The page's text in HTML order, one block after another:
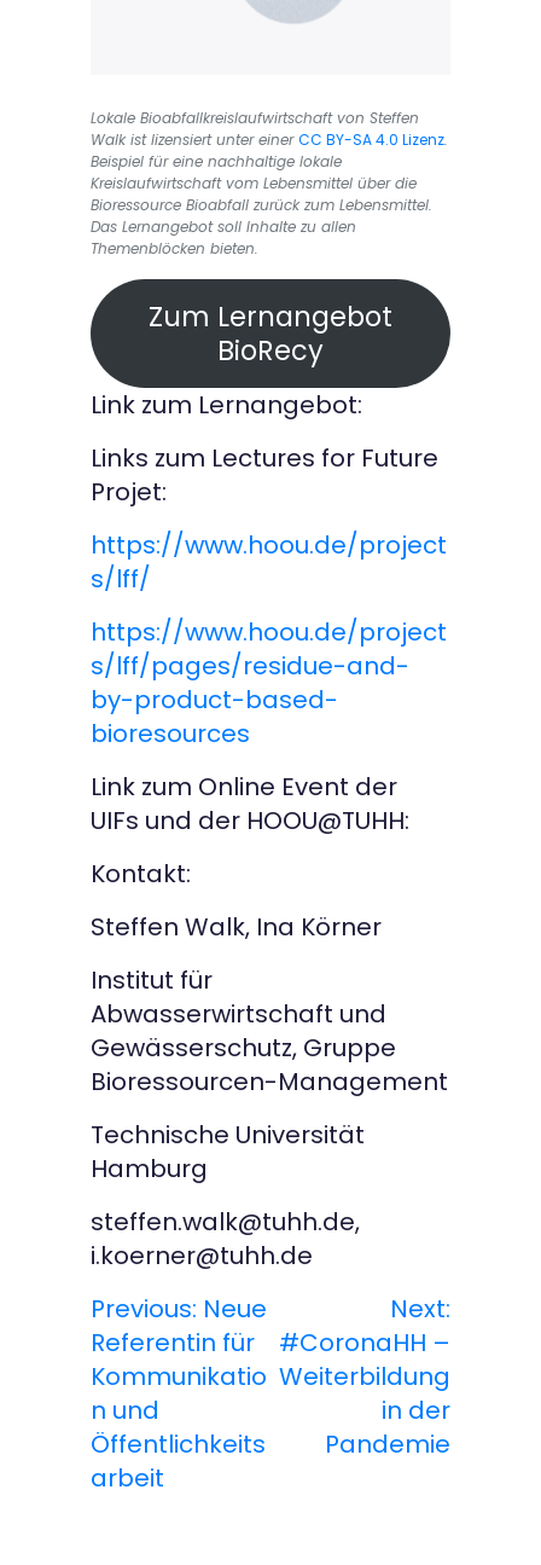
Lokale Bioabfallkreislaufwirtschaft von Steffen
Walk ist lizensiert unter einerCC BY-SA 4.0 Lizenz.
Beispiel für eine nachhaltige lokale
Kreislaufwirtschaft vom Lebensmittel über die
Bioressource Bioabfall zurück zum Lebensmittel.
Das Lernangebot soll Inhalte zu allen
Themenblöcken bieten.
Zum Lernangebot
BioRecy
Link zum Lernangebot:
Links zum Lectures for Future
Projet:
https://www.hoou.de/project
s/lff/
https://www.hoou.de/project
s/lff/pages/residue-and-
by-product-based-
bioresources
Link zum Online Event der
UIFs und der HOOU@TUHH:
Kontakt:
Steffen Walk, Ina Körner
Institut für
Abwasserwirtschaft und
Gewässerschutz, Gruppe
Bioressourcen-Management
Technische Universität
Hamburg
steffen.walk@tuhh.de,
i.koerner@tuhh.de
B
e
i
t
Previous: Neue
Referentin für
Kommunikatio
n und
Öffentlichkeits
arbeit
Next:
#CoronaHH –
Weiterbildung
in der
Pandemie